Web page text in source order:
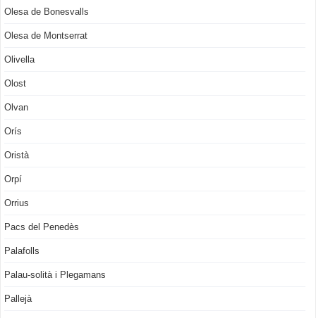
Olesa de Bonesvalls
Olesa de Montserrat
Olivella
Olost
Olvan
Orís
Oristà
Orpí
Orrius
Pacs del Penedès
Palafolls
Palau-solità i Plegamans
Pallejà